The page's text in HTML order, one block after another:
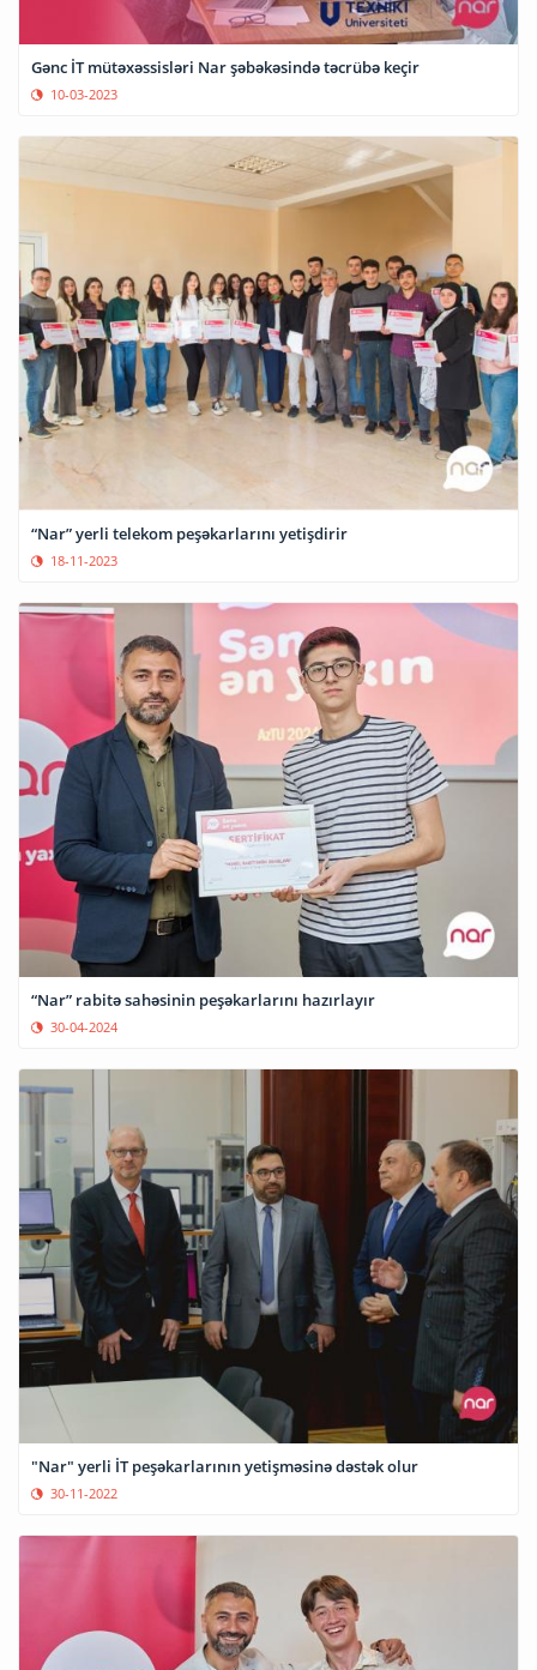
Gənc İT mütəxəssisləri Nar şəbəkəsində təcrübə keçir
10-03-2023
“Nar” yerli telekom peşəkarlarını yetişdirir
18-11-2023
“Nar” rabitə sahəsinin peşəkarlarını hazırlayır
30-04-2024
"Nar" yerli İT peşəkarlarının yetişməsinə dəstək olur
30-11-2022